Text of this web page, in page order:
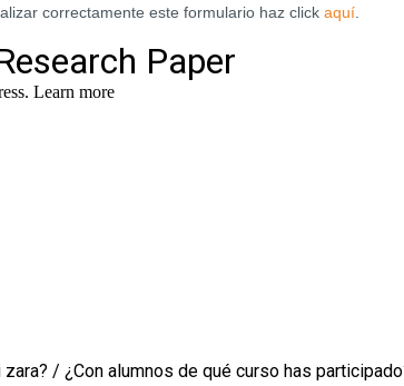
correctamente este formulario haz click aquí.